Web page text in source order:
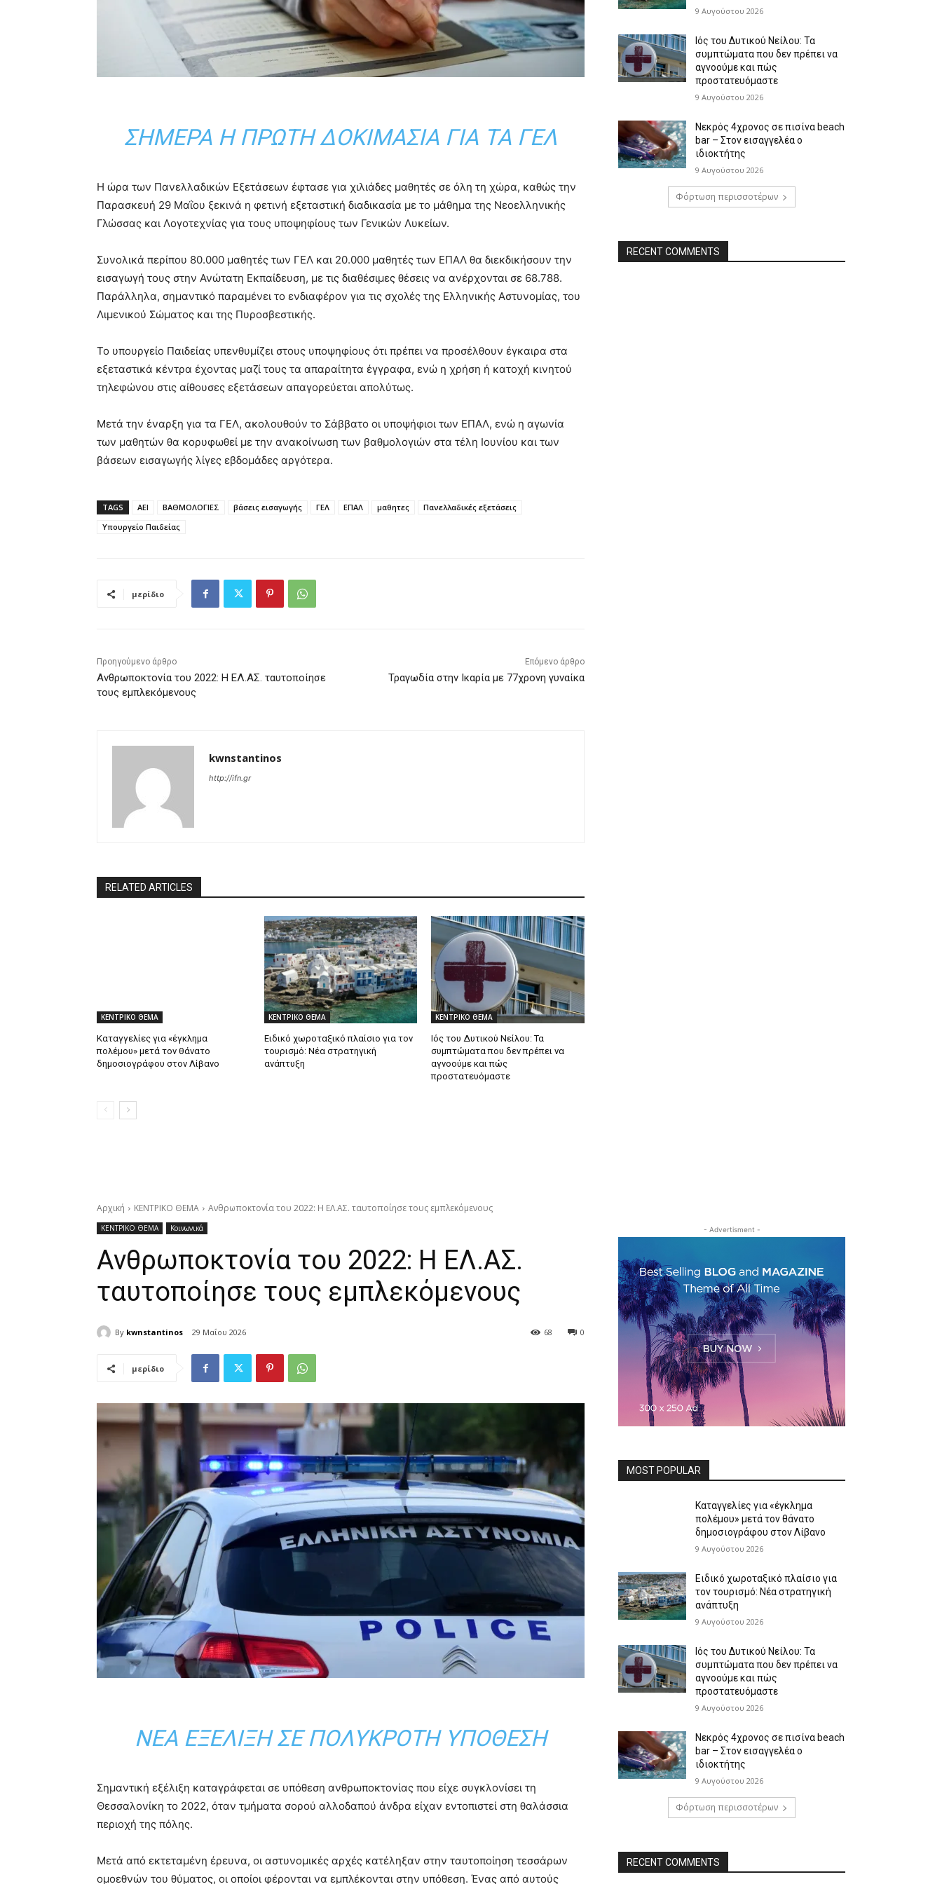
ΣΉΜΕΡΑ Η ΠΡΏΤΗ ΔΟΚΙΜΑΣΊΑ ΓΙΑ ΤΑ ΓΕΛ
Η ώρα των Πανελλαδικών Εξετάσεων έφτασε για χιλιάδες μαθητές σε όλη τη χώρα, καθώς την
Παρασκευή 29 Μαΐου ξεκινά η φετινή εξεταστική διαδικασία με το μάθημα της Νεοελληνικής
Γλώσσας και Λογοτεχνίας για τους υποψηφίους των Γενικών Λυκείων.
Συνολικά περίπου 80.000 μαθητές των ΓΕΛ και 20.000 μαθητές των ΕΠΑΛ θα διεκδικήσουν την
εισαγωγή τους στην Ανώτατη Εκπαίδευση, με τις διαθέσιμες θέσεις να ανέρχονται σε 68.788.
Παράλληλα, σημαντικό παραμένει το ενδιαφέρον για τις σχολές της Ελληνικής Αστυνομίας, του
Λιμενικού Σώματος και της Πυροσβεστικής.
Το υπουργείο Παιδείας υπενθυμίζει στους υποψηφίους ότι πρέπει να προσέλθουν έγκαιρα στα
εξεταστικά κέντρα έχοντας μαζί τους τα απαραίτητα έγγραφα, ενώ η χρήση ή κατοχή κινητού
τηλεφώνου στις αίθουσες εξετάσεων απαγορεύεται απολύτως.
Μετά την έναρξη για τα ΓΕΛ, ακολουθούν το Σάββατο οι υποψήφιοι των ΕΠΑΛ, ενώ η αγωνία
των μαθητών θα κορυφωθεί με την ανακοίνωση των βαθμολογιών στα τέλη Ιουνίου και των
βάσεων εισαγωγής λίγες εβδομάδες αργότερα.
TAGS ΑΕΙ ΒΑΘΜΟΛΟΓΙΕΣ βάσεις εισαγωγής ΓΕΛ ΕΠΑΛ μαθητες
Πανελλαδικές εξετάσεις
Υπουργείο Παιδείας
μερίδιο
Προηγούμενο άρθρο
Ανθρωποκτονία του 2022: Η ΕΛ.ΑΣ. ταυτοποίησε
τους εμπλεκόμενους
Επόμενο άρθρο
Τραγωδία στην Ικαρία με 77χρονη γυναίκα
kwnstantinos
http://ifn.gr
RELATED ARTICLES
ΚΕΝΤΡΙΚΟ ΘΕΜΑ
Καταγγελίες για «έγκλημα
πολέμου» μετά τον θάνατο
δημοσιογράφου στον Λίβανο
ΚΕΝΤΡΙΚΟ ΘΕΜΑ
Ειδικό χωροταξικό πλαίσιο για τον
τουρισμό: Νέα στρατηγική
ανάπτυξη
ΚΕΝΤΡΙΚΟ ΘΕΜΑ
Ιός του Δυτικού Νείλου: Τα
συμπτώματα που δεν πρέπει να
αγνοούμε και πώς
προστατευόμαστε
9 Αυγούστου 2026
Ιός του Δυτικού Νείλου: Τα
συμπτώματα που δεν πρέπει να
αγνοούμε και πώς
προστατευόμαστε
9 Αυγούστου 2026
Νεκρός 4χρονος σε πισίνα beach
bar – Στον εισαγγελέα ο
ιδιοκτήτης
9 Αυγούστου 2026
Φόρτωση περισσοτέρων
RECENT COMMENTS